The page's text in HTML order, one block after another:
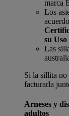
marca
Los
su
Las
Si la sillita no
facturarla
Arneses y
adultos